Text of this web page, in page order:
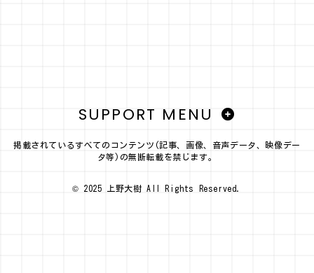
SUPPORT MENU
掲載されているすべてのコンテンツ(記事、画像、音声データ、映像デー
タ等)の無断転載を禁じます。
© 2025 上野大樹 All Rights Reserved.